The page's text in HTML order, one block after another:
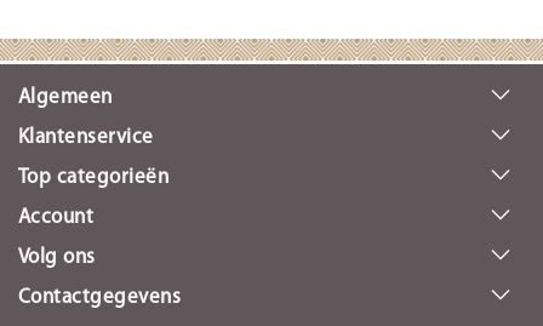
Algemeen
Klantenservice
Top categorieën
Account
Volg ons
Contactgegevens